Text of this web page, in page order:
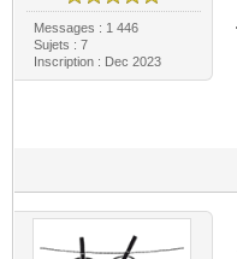
Messages : 1 446
Sujets : 7
Inscription : Dec 2023